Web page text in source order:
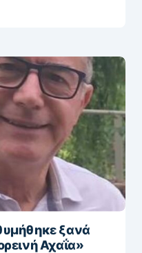
ξανά
Αχαΐα»